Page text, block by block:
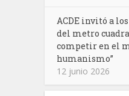
ACDE invitó a
del metro
competir en el
humanismo”
12 junio 2026